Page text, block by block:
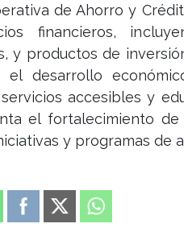
de Ahorro y
financieros,
y productos de
el desarrollo
accesibles y
el fortalecimiento
y programas de